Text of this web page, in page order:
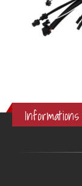
Informations